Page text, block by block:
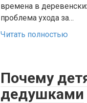
времена в
проблема ухода за…
Читать полностью
Почему
дедушками